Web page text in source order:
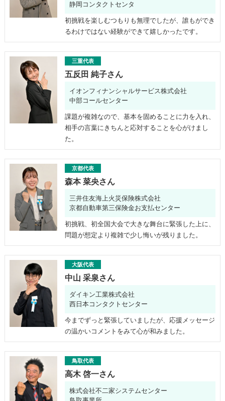
静岡コンタクトセンタ
初挑戦を楽しむつもりも無理でしたが、誰もができ
るわけではない経験ができて嬉しかったです。
三重代表
五反田 純子さん
イオンフィナンシャルサービス株式会社
中部コールセンター
課題が複雑なので、基本を固めることに力を入れ、
相手の言葉にきちんと応対することを心がけまし
た。
京都代表
森本 菜央さん
三井住友海上火災保険株式会社
京都自動車第三保険金お支払センター
初挑戦、初全国大会で大きな舞台に緊張した上に、
問題が想定より複雑で少し悔いが残りました。
大阪代表
中山 采泉さん
ダイキン工業株式会社
西日本コンタクトセンター
今までずっと緊張していましたが、応援メッセージ
の温かいコメントをみて心が和みました。
鳥取代表
高木 啓一さん
株式会社不二家システムセンター